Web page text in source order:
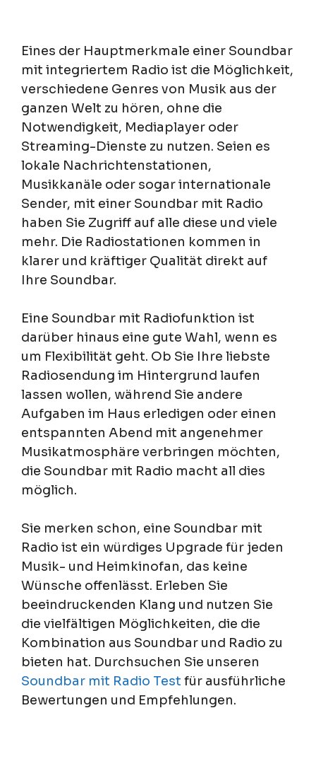
Eines der Hauptmerkmale einer Soundbar
mit integriertem Radio ist die Möglichkeit,
verschiedene Genres von Musik aus der
ganzen Welt zu hören, ohne die
Notwendigkeit, Mediaplayer oder
Streaming-Dienste zu nutzen. Seien es
lokale Nachrichtenstationen,
Musikkanäle oder sogar internationale
Sender, mit einer Soundbar mit Radio
haben Sie Zugriff auf alle diese und viele
mehr. Die Radiostationen kommen in
klarer und kräftiger Qualität direkt auf
Ihre Soundbar.
Eine Soundbar mit Radiofunktion ist
darüber hinaus eine gute Wahl, wenn es
um Flexibilität geht. Ob Sie Ihre liebste
Radiosendung im Hintergrund laufen
lassen wollen, während Sie andere
Aufgaben im Haus erledigen oder einen
entspannten Abend mit angenehmer
Musikatmosphäre verbringen möchten,
die Soundbar mit Radio macht all dies
möglich.
Sie merken schon, eine Soundbar mit
Radio ist ein würdiges Upgrade für jeden
Musik- und Heimkinofan, das keine
Wünsche offenlässt. Erleben Sie
beeindruckenden Klang und nutzen Sie
die vielfältigen Möglichkeiten, die die
Kombination aus Soundbar und Radio zu
bieten hat. Durchsuchen Sie unseren
Soundbar mit Radio Test für ausführliche
Bewertungen und Empfehlungen.